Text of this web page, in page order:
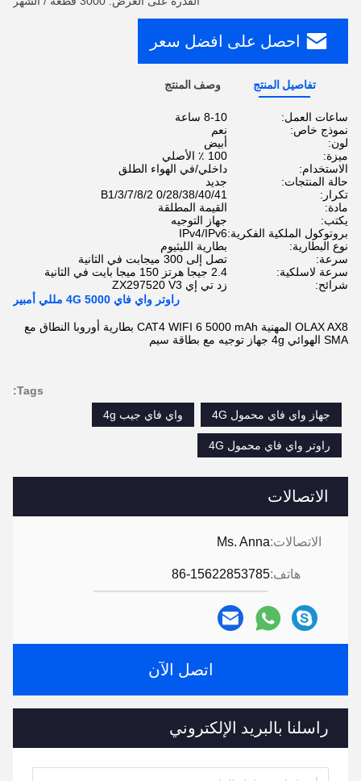
الاتصالات
الاتصالات:Ms. Anna
هاتف:86-15622853785
اتصل الآن
راسلنا بالبريد الإلكتروني
احصل على افضل سعر
تفاصيل المنتج وصف المنتج
ساعات العمل:
8-10 ساعة
نموذج خاص:
نعم
لون:
أبيض
ميزة:
100 ٪ الأصلي
الاستخدام:
داخلي/في الهواء الطلق
حالة المنتجات:
جديد
تكرار:
B1/3/7/8/2 0/28/38/40/41
مادة:
القيمة المطلقة
يكتب:
جهاز التوجيه
بروتوكول الملكية الفكرية:IPv4/IPv6
نوع البطارية:
بطارية الليثيوم
سرعة:
تصل إلى 300 ميجابت في الثانية
سرعة لاسلكية:
2.4 جيجا هرتز 150 ميجا بايت في الثانية
شرائح:
زد تي إي ZX297520 V3
راوتر واي فاي 4G 5000 مللي أمبير
OLAX AX8 المهنية CAT4 WIFI 6 5000 mAh بطارية أوروبا النطاق مع
SMA الهوائي 4g جهاز توجيه مع بطاقة سيم
Tags:
جهاز واي فاي محمول 4G
واي فاي جيب 4g
راوتر واي فاي محمول 4G